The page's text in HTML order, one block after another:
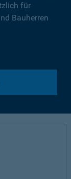
für
Bauherren